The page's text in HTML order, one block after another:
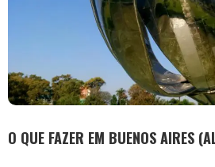
O QUE FAZER EM BUENOS AIRES